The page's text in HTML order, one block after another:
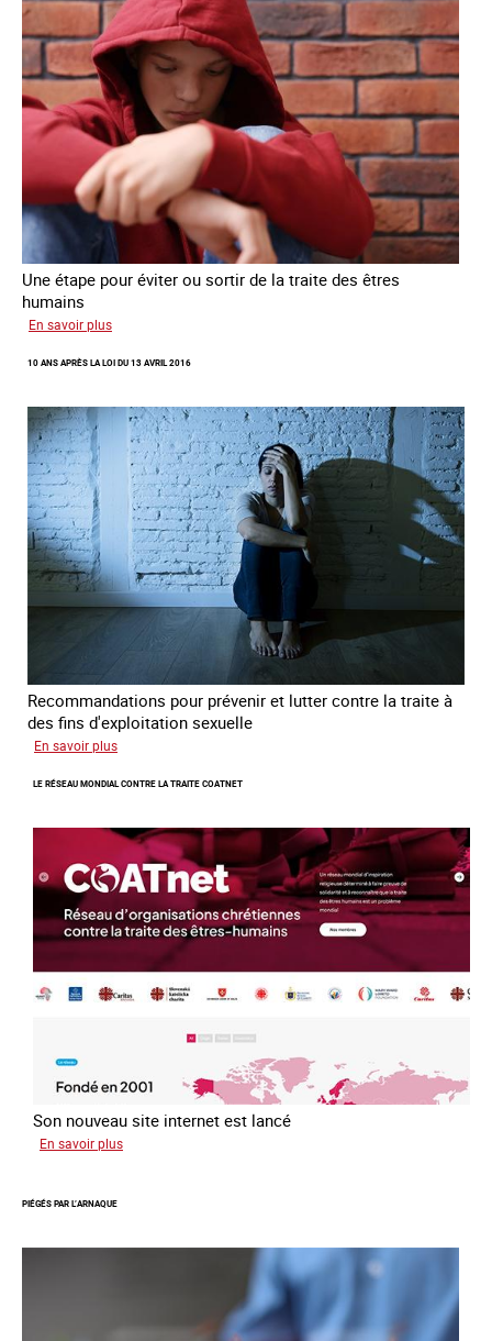
Une étape pour éviter ou sortir de la traite des êtres
humains
En savoir plus
du
avec
des
jeunes
errance
10 ANS APRÈS LA LOI DU 13 AVRIL 2016
Recommandations pour prévenir et lutter contre la traite à
des fins d'exploitation sexuelle
En savoir plus
ans
la
du
13
avril
2016
LE RÉSEAU MONDIAL CONTRE LA TRAITE COATNET
Son nouveau site internet est lancé
En savoir plus
la
PIÉGÉS PAR L’ARNAQUE